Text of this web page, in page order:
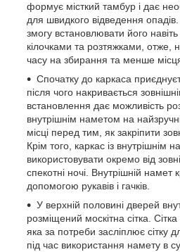
формує місткий тамбур і дає
для швидкого відведення
змогу встановлювати його
кілочками та розтяжками,
часу на збирання та менше
Спочатку до каркаса
після чого накривається
встановлення дає можливість
внутрішнім наметом на
місці перед тим, як закріпити
Крім того, каркас із внутрішнім
використовувати окремо від
спекотні ночі. Внутрішній намет
допомогою рукавів і гачків.
У верхній половині дверей
розміщений москітна сітка.
яка за потреби засліплює сітку
під час використання намету в